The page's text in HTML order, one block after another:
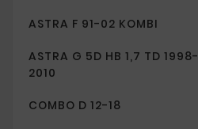
ASTRA F 91-02 KOMBI
ASTRA G 5D HB 1,7 TD 1998-
2010
COMBO D 12-18